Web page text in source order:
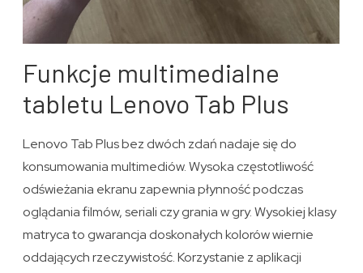
Funkcje multimedialne
tabletu Lenovo Tab Plus
Lenovo Tab Plus bez dwóch zdań nadaje się do
konsumowania multimediów. Wysoka częstotliwość
odświeżania ekranu zapewnia płynność podczas
oglądania filmów, seriali czy grania w gry. Wysokiej klasy
matryca to gwarancja doskonałych kolorów wiernie
oddających rzeczywistość. Korzystanie z aplikacji